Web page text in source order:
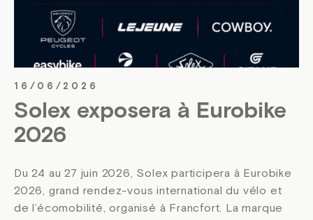
16/06/2026
Solex exposera à Eurobike
2026
Du 24 au 27 juin 2026, Solex participera à Eurobike
2026, grand rendez-vous international du vélo et
de l’écomobilité, organisé à Francfort. La marque